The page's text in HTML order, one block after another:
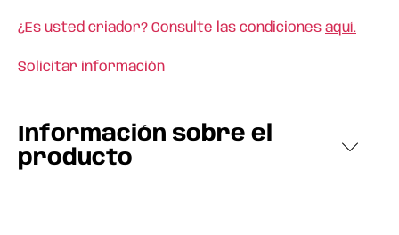
¿Es usted criador? Consulte las condiciones aquí.
Solicitar información
Información sobre el
producto